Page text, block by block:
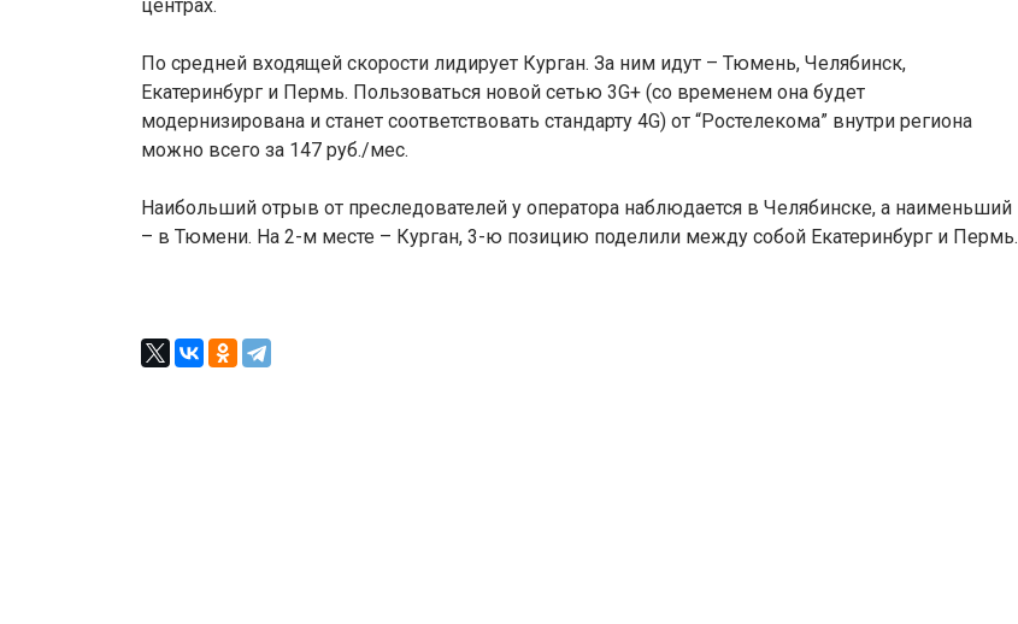
центрах.
По средней входящей скорости лидирует Курган. За ним идут – Тюмень, Челябинск,
Екатеринбург и Пермь. Пользоваться новой сетью 3G+ (со временем она будет
модернизирована и станет соответствовать стандарту 4G) от “Ростелекома” внутри региона
можно всего за 147 руб./мес.
Наибольший отрыв от преследователей у оператора наблюдается в Челябинске, а наименьший
– в Тюмени. На 2-м месте – Курган, 3-ю позицию поделили между собой Екатеринбург и Пермь.